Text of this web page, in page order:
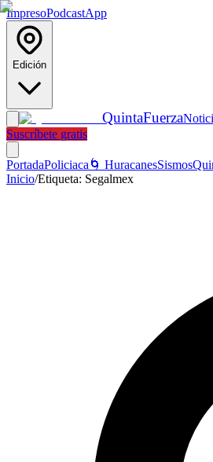
ImpresoPodcastApp
Edición
QuintaFuerza
Suscríbete gratis
PortadaPoliciaca 🌀 HuracanesSismos
Inicio/Etiqueta: Segalmex